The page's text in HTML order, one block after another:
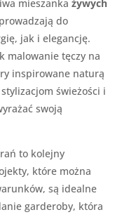
mieszanka żywych
do
jak i elegancję.
malowanie tęczy na
inspirowane naturą
świeżości i
swoją
to kolejny
które można
są idealne
garderoby, która